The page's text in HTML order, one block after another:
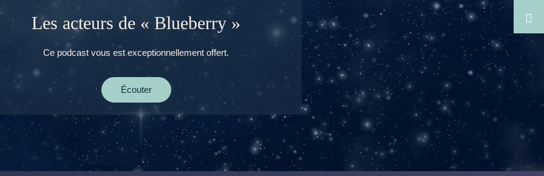

Les acteurs de « Blueberry »
Ce podcast vous est exceptionnellement offert.
Écouter